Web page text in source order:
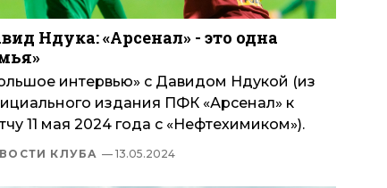
Ндука: «Арсенал» - это одна
интервью» с Давидом Ндукой (из
издания ПФК «Арсенал» к
11 мая 2024 года с «Нефтехимиком»).
КЛУБА — 13.05.2024